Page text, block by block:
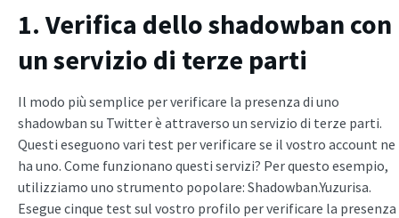
1. Verifica dello shadowban con
un servizio di terze parti
Il modo più semplice per verificare la presenza di uno
shadowban su Twitter è attraverso un servizio di terze parti.
Questi eseguono vari test per verificare se il vostro account ne
ha uno. Come funzionano questi servizi? Per questo esempio,
utilizziamo uno strumento popolare: Shadowban.Yuzurisa.
Esegue cinque test sul vostro profilo per verificare la presenza